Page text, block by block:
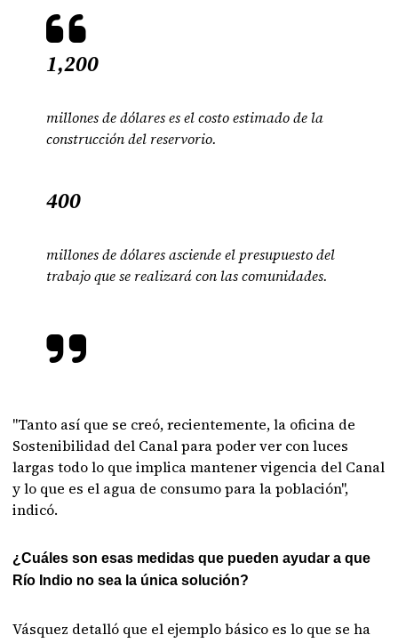
1,200
millones de dólares es el costo estimado de la
construcción del reservorio.
400
millones de dólares asciende el presupuesto del
trabajo que se realizará con las comunidades.
"Tanto así que se creó, recientemente, la oficina de
Sostenibilidad del Canal para poder ver con luces
largas todo lo que implica mantener vigencia del Canal
y lo que es el agua de consumo para la población",
indicó.
¿Cuáles son esas medidas que pueden ayudar a que
Río Indio no sea la única solución?
Vásquez detalló que el ejemplo básico es lo que se ha